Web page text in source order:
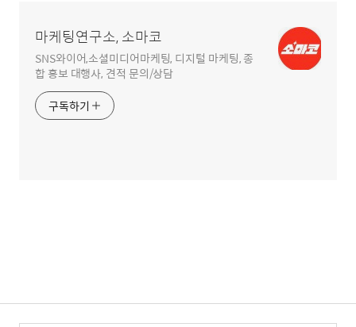
마케팅연구소, 소마코
SNS와이어,소셜미디어마케팅, 디지털 마케팅, 종
합 홍보 대행사, 견적 문의/상담
구독하기